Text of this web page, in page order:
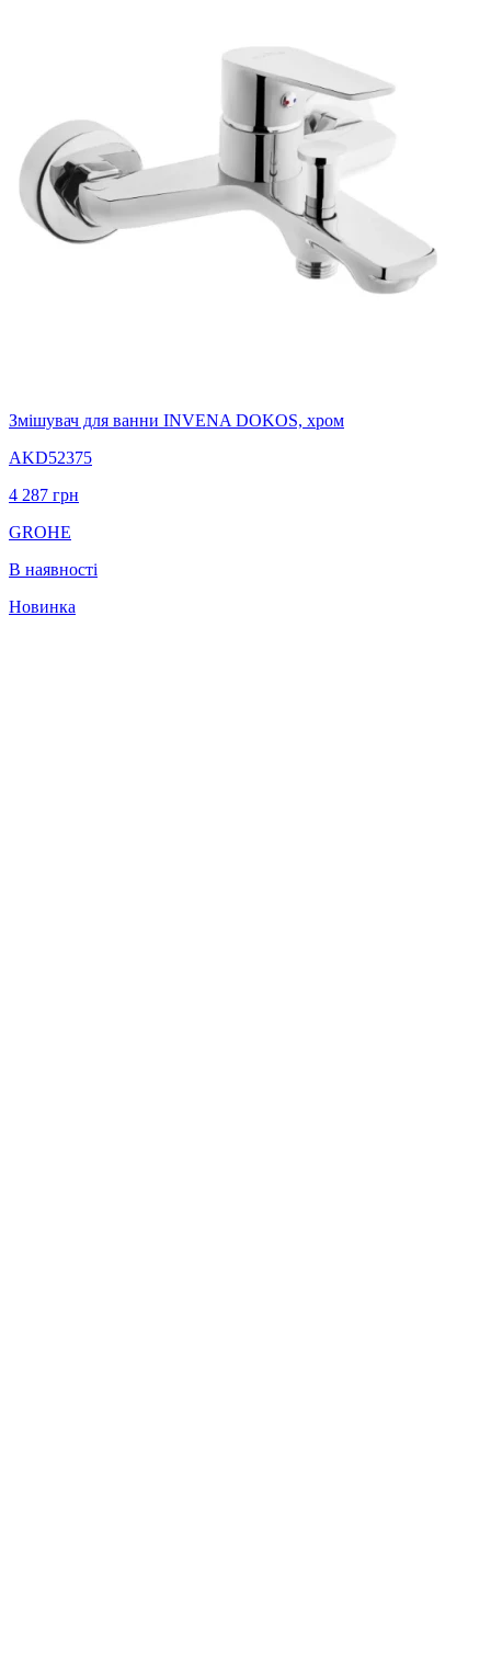
Змішувач для ванни INVENA DOKOS, хром
AKD52375
4 287 грн
GROHE
В наявності
Новинка